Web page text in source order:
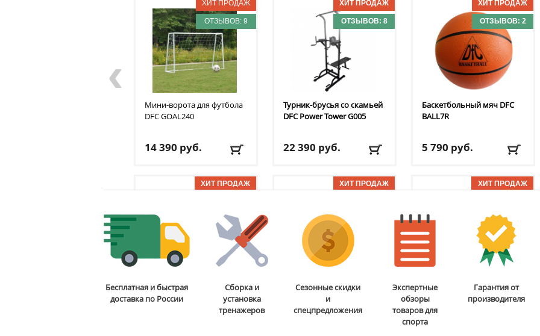
ОТЗЫВОВ: 9
Мини-ворота для футбола
DFCGOAL240
14 390 руб.
БЕСПЛАТНО,
2-3 дня
ОТЗЫВОВ: 8
Турник-брусья со скамьей
DFCPower Tower G005
22 390 руб.
БЕСПЛАТНО,
2-3 дня
ОТЗЫВОВ: 2
Баскетбольный мяч DFC
BALL7R
5 790 руб.
795 руб., 2-3
дня
Стойка для подтягиваний
и отжиманий DFC
Power
Бита для аэрохоккея 75
B-056-003
Мобильная
баскетбольная стойка
DFC
38 690
‹
Бесплатная и быстрая
доставка по России
Сборка и
установка
тренажеров
Сезонные скидки
и
спецпредложения
Экспертные
обзоры
товаров для
спорта
Гарантия от
производителя